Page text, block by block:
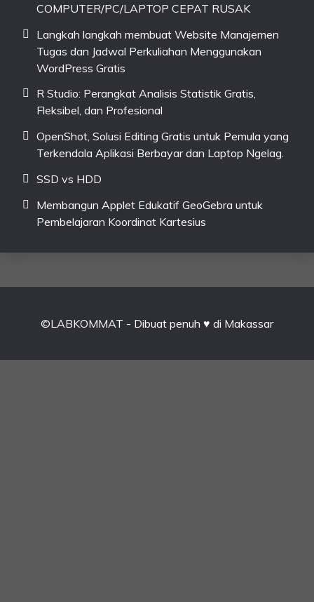
COMPUTER/PC/LAPTOP CEPAT RUSAK
Langkah langkah membuat Website Manajemen
Tugas dan Jadwal Perkuliahan Menggunakan
WordPress Gratis
R Studio: Perangkat Analisis Statistik Gratis,
Fleksibel, dan Profesional
OpenShot, Solusi Editing Gratis untuk Pemula yang
Terkendala Aplikasi Berbayar dan Laptop Ngelag.
SSD vs HDD
Membangun Applet Edukatif GeoGebra untuk
Pembelajaran Koordinat Kartesius
©LABKOMMAT - Dibuat penuh ♥ di Makassar